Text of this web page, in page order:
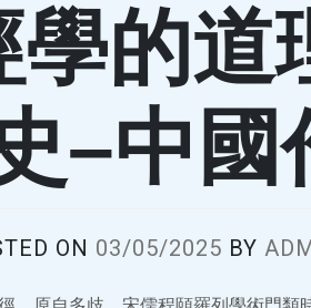
學的道
–中國
ON 03/05/2025 BY